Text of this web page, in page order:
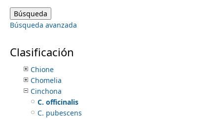
Búsqueda avanzada
Clasificación
Carapichea
Carterella
Cephalanthus
Chiococca
Chione
Chomelia
Cinchona
C. officinalis
C. pubescens